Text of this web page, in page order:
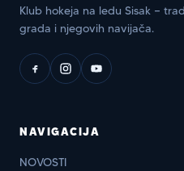
Klub hokeja na ledu Sisak —
grada i njegovih navijača.
NAVIGACIJA
NOVOSTI